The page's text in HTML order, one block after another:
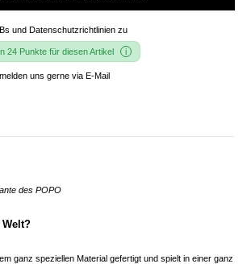
und Datenschutzrichtlinien zu
24 Punkte für diesen Artikel
uns gerne via E-Mail
des POPO
Welt?
ganz speziellen Material gefertigt und spielt in einer ganz